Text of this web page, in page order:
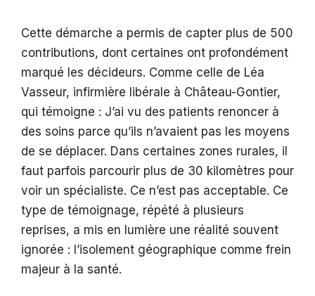
Cette démarche a permis de capter plus de 500
contributions, dont certaines ont profondément
marqué les décideurs. Comme celle de Léa
Vasseur, infirmière libérale à Château-Gontier,
qui témoigne : J’ai vu des patients renoncer à
des soins parce qu’ils n’avaient pas les moyens
de se déplacer. Dans certaines zones rurales, il
faut parfois parcourir plus de 30 kilomètres pour
voir un spécialiste. Ce n’est pas acceptable. Ce
type de témoignage, répété à plusieurs
reprises, a mis en lumière une réalité souvent
ignorée : l’isolement géographique comme frein
majeur à la santé.